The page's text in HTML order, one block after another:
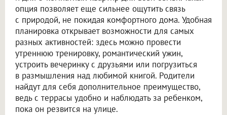
опция позволяет еще сильнее ощутить связь
с природой, не покидая комфортного дома. Удобная
планировка открывает возможности для самых
разных активностей: здесь можно провести
утреннюю тренировку, романтический ужин,
устроить вечеринку с друзьями или погрузиться
в размышления над любимой книгой. Родители
найдут для себя дополнительное преимущество,
ведь с террасы удобно и наблюдать за ребенком,
пока он резвится на улице.